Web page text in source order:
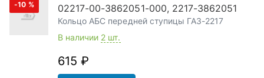
-10 % 02217-00-3862051-000, 2217-3862051
Кольцо АБС передней ступицы ГАЗ-2217
В наличии 2 шт.
615 ₽